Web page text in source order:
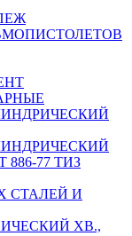
77 ТИЗ
СТАЛЕЙ И
ХВ.,